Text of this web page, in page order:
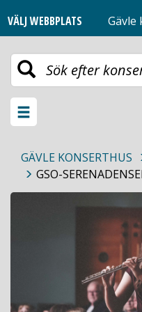
VÄLJ WEBBPLATS
Gävle
Växla
GÄVLE KONSERTHUS
GSO-